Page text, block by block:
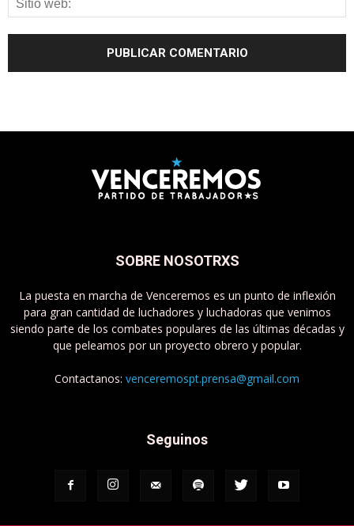
SOBRE NOSOTRXS
La puesta en marcha de Venceremos es un punto de inflexión
para gran cantidad de luchadores y luchadoras que venimos
siendo parte de los combates populares de las últimas décadas y
que peleamos por un proyecto obrero y popular.
Contactanos: venceremospt.prensa@gmail.com
Seguinos